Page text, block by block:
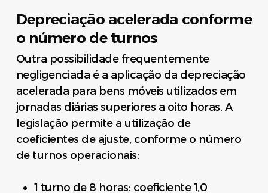
Depreciação acelerada conforme
o número de turnos
Outra possibilidade frequentemente
negligenciada é a aplicação da depreciação
acelerada para bens móveis utilizados em
jornadas diárias superiores a oito horas. A
legislação permite a utilização de
coeficientes de ajuste, conforme o número
de turnos operacionais:
1 turno de 8 horas: coeficiente 1,0